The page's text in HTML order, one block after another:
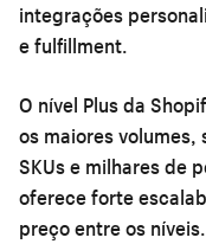
integrações
e fulfillment.
O nível Plus da
os maiores
SKUs e milhares de
oferece forte
preço entre os